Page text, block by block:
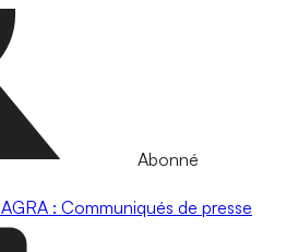
Abonné
AGRA : Communiqués de presse